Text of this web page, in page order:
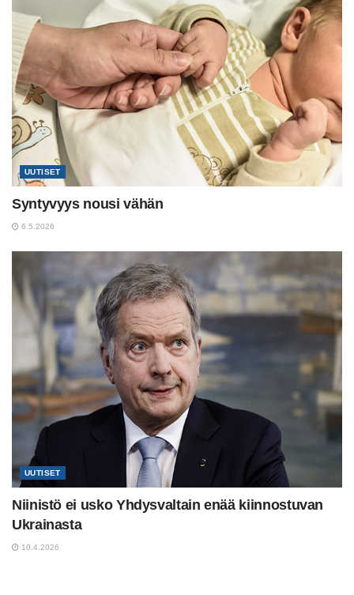
UUTISET
Syntyvyys nousi vähän
6.5.2026
UUTISET
Niinistö ei usko Yhdysvaltain enää kiinnostuvan
Ukrainasta
10.4.2026